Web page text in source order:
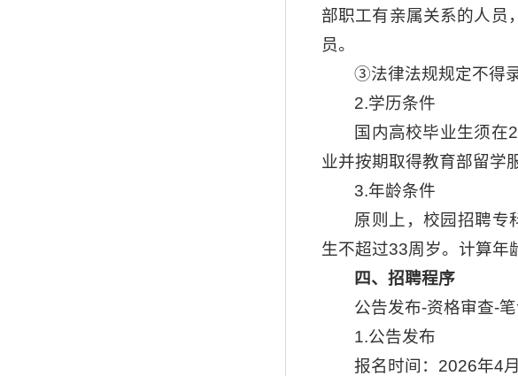
部职工有亲属关系的人员
员。
③法律法规规定不得
2.学历条件
国内高校毕业生须在
业并按期取得教育部留学
3.年龄条件
原则上，校园招聘专
生不超过33周岁。计算年
四、招聘程序
公告发布-资格审查-
1.公告发布
报名时间：2026年4